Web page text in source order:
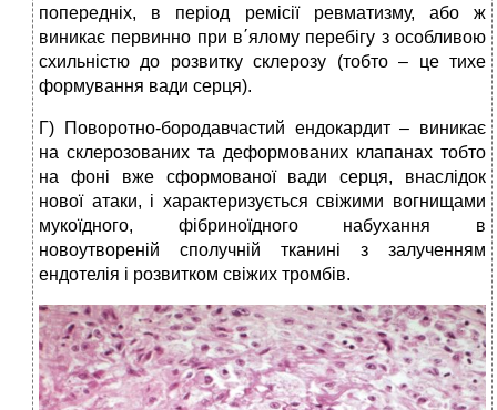
попередніх, в період ремісії ревматизму, або ж
виникає первинно при в΄ялому перебігу з особливою
схильністю до розвитку склерозу (тобто – це тихе
формування вади серця).
Г) Поворотно-бородавчастий ендокардит – виникає
на склерозованих та деформованих клапанах тобто
на фоні вже сформованої вади серця, внаслідок
нової атаки, і характеризується свіжими вогнищами
мукоїдного, фібриноїдного набухання в
новоутвореній сполучній тканині з залученням
ендотелія і розвитком свіжих тромбів.